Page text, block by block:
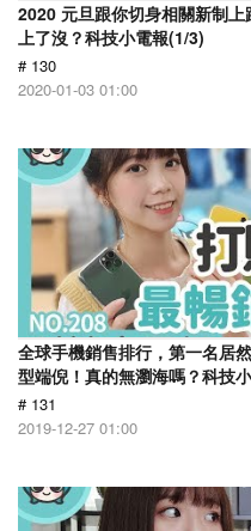
2020 元旦跟你切身相關新制
上了沒？科技小電報(1/3)
# 130
2020-01-03 01:00
全球手機銷售排行，第一名居
型端倪！真的無瀏海嗎？科技
# 131
2019-12-27 01:00